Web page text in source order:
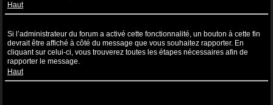
Haut
Si l’administrateur du forum a activé cette fonctionnalité, un bouton à cette fin
devrait être affiché à côté du message que vous souhaitez rapporter. En
cliquant sur celui-ci, vous trouverez toutes les étapes nécessaires afin de
rapporter le message.
Haut